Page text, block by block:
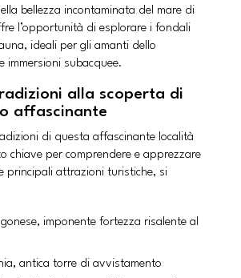
bellezza incontaminata del mare di
l’opportunità di esplorare i fondali
ideali per gli amanti dello
immersioni subacquee.
alla scoperta di
affascinante
di questa affascinante località
chiave per comprendere e apprezzare
principali attrazioni turistiche, si
imponente fortezza risalente al
antica torre di avvistamento